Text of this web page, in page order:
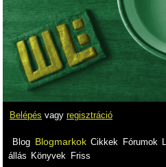
Belépés vagy regisztráció
Blog Blogmarkok Cikkek Fórumok
állás Könyvek Friss